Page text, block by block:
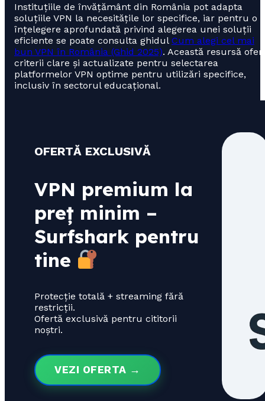
Instituțiile de învățământ din România pot adapta
soluțiile VPN la necesitățile lor specifice, iar pentru o
înțelegere aprofundată privind alegerea unei soluții
eficiente se poate consulta ghidul Cum alegi cel mai
bun VPN în România (Ghid 2025). Această resursă
criterii clare și actualizate pentru selectarea
platformelor VPN optime pentru utilizări specifice,
inclusiv în sectorul educațional.
OFERTĂ EXCLUSIVĂ
VPN premium la
preț minim –
Surfshark pentru
tine
Protecție totală + streaming fără
restricții.
Ofertă exclusivă pentru cititorii
noștri.
VEZI OFERTA →